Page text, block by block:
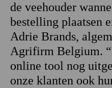
de veehouder
bestelling plaatsen
Adrie Brands,
Agrifirm Belgium.
online tool nog
onze klanten ook